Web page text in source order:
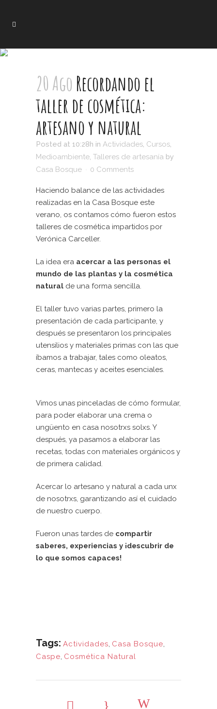
20 Ago Recordando el
taller de cosmética:
artesano y natural
Posted at 10:28h in Actividades, Cursos,
Medioambiente, Talleres de artesanía by
Casa Bosque
0 Comments
Haciendo balance de las actividades
realizadas en la Casa Bosque este
verano, os contamos cómo fueron estos
talleres de cosmética impartidos por
Verónica Carceller.
La idea era acercar a las personas el
mundo de las plantas y la cosmética
natural de una forma sencilla.
El taller tuvo varias partes, primero la
presentación de cada participante, y
después se presentaron los principales
utensilios y materiales primas con las que
íbamos a trabajar, tales como oleatos,
ceras, mantecas y aceites esenciales.
Vimos unas pinceladas de cómo formular,
para poder elaborar una crema o
ungüento en casa nosotrxs solxs. Y
después, ya pasamos a elaborar las
recetas, todas con materiales orgánicos y
de primera calidad.
Acercar lo artesano y natural a cada unx
de nosotrxs, garantizando así el cuidado
de nuestro cuerpo.
Fueron unas tardes de compartir
saberes, experiencias y ¡descubrir de
lo que somos capaces!
Tags: Actividades, Casa Bosque,
Caspe, Cosmética Natural